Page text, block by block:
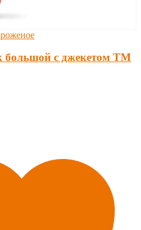
большой с джекетом ТМ